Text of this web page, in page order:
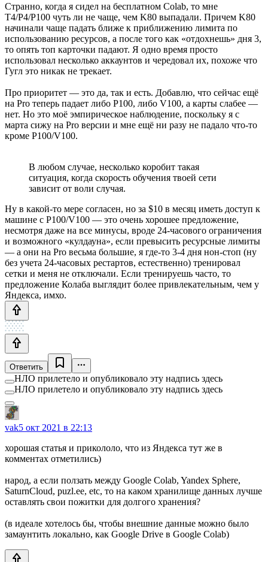
Странно, когда я сидел на бесплатном Colab, то мне
T4/P4/P100 чуть ли не чаще, чем K80 выпадали. Причем K80
начинали чаще падать ближе к приближению лимита по
использованию ресурсов, а после того как «отдохнешь» дня 3,
то опять топ карточки падают. Я одно время просто
использовал несколько аккаунтов и чередовал их, похоже что
Гугл это никак не трекает.
Про приоритет — это да, так и есть. Добавлю, что сейчас ещё
на Pro теперь падает либо P100, либо V100, а карты слабее —
нет. Но это моё эмпирическое наблюдение, поскольку я с
марта сижу на Pro версии и мне ещё ни разу не падало что-то
кроме P100/V100.
В любом случае, несколько коробит такая
ситуация, когда скорость обучения твоей сети
зависит от воли случая.
Ну в какой-то мере согласен, но за $10 в месяц иметь доступ к
машине с P100/V100 — это очень хорошее предложение,
несмотря даже на все минусы, вроде 24-часового ограничения
и возможного «кулдауна», если превысить ресурсные лимиты
— а они на Pro весьма большие, я где-то 3-4 дня нон-стоп (ну
без учета 24-часовых рестартов, естественно) тренировал
сетки и меня не отключали. Если тренируешь часто, то
предложение Колаба выглядит более привлекательным, чем у
Яндекса, имхо.
Ответить
НЛО прилетело и опубликовало эту надпись здесь
НЛО прилетело и опубликовало эту надпись здесь
vak5 окт 2021 в 22:13
хорошая статья и прикололо, что из Яндекса тут же в
комментах отметились)
народ, а если ползать между Google Colab, Yandex Sphere,
SaturnCloud, puzl.ee, etc, то на каком хранилище данных лучше
оставлять свои пожитки для долгого хранения?
(в идеале хотелось бы, чтобы внешние данные можно было
замаунтить локально, как Google Drive в Google Colab)